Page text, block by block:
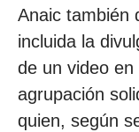
Anaic también
incluida la
de un video
agrupación
quien, según